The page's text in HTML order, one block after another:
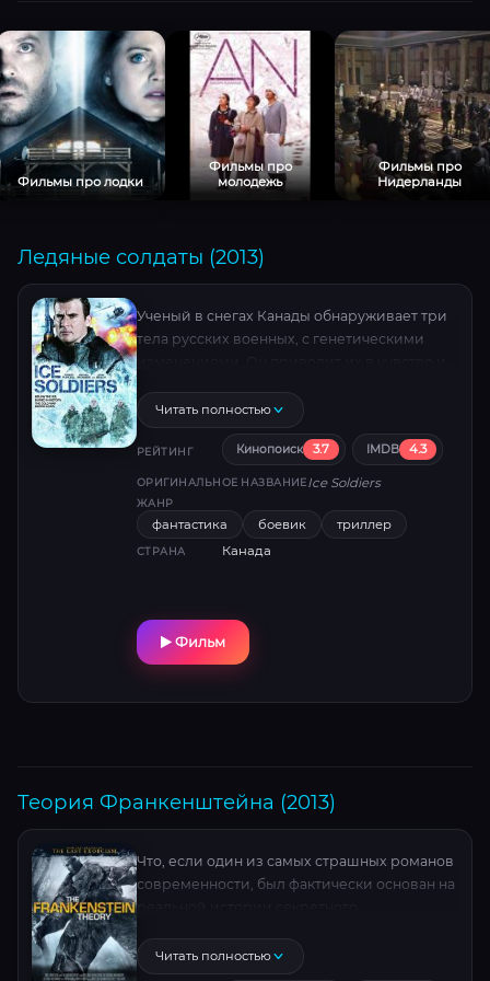
Фильмы про лодки
Фильмы про
молодежь
Фильмы про
Нидерланды
Ледяные солдаты (2013)
Ученый в снегах Канады обнаруживает три
тела русских военных, с генетическими
опасность для общества.
Читать полностью
РЕЙТИНГ Кинопоиск 3.7 IMDB 4.3
ОРИГИНАЛЬНОЕ НАЗВАНИЕIce Soldiers
ЖАНР
фантастика боевик триллер
СТРАНА Канада
Фильм
Теория Франкенштейна (2013)
Что, если один из самых страшных романов
современности, был фактически основан на
профессор — Джон Венкенхейм, приводит
документальную съемочную группу к
Читать полностью